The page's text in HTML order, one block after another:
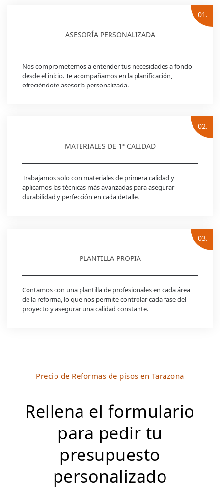
01.
ASESORÍA PERSONALIZADA
Nos comprometemos a entender tus necesidades a fondo
desde el inicio. Te acompañamos en la planificación,
ofreciéndote asesoría personalizada.
02.
MATERIALES DE 1ª CALIDAD
Trabajamos solo con materiales de primera calidad y
aplicamos las técnicas más avanzadas para asegurar
durabilidad y perfección en cada detalle.
03.
PLANTILLA PROPIA
Contamos con una plantilla de profesionales en cada área
de la reforma, lo que nos permite controlar cada fase del
proyecto y asegurar una calidad constante.
Precio de Reformas de pisos en Tarazona
Rellena el formulario
para pedir tu
presupuesto
personalizado